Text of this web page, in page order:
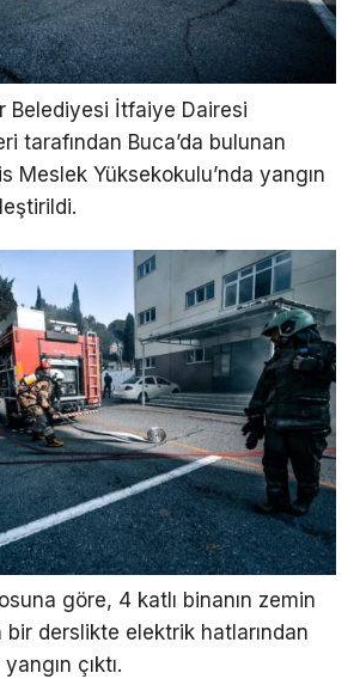
Belediyesi İtfaiye Dairesi
tarafından Buca’da bulunan
Meslek Yüksekokulu’nda yangın
göre, 4 katlı binanın zemin
bir derslikte elektrik hatlarından
çıktı.